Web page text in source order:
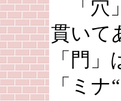
「穴
貫いて
「門
「ミナ